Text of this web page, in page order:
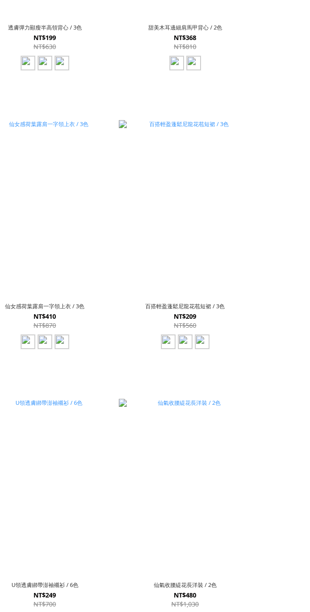
透膚彈力顯瘦半高領背心 / 3色
NT$199
NT$630
甜美木耳邊細肩馬甲背心 / 2色
NT$368
NT$810
仙女感荷葉露肩一字領上衣 / 3色
NT$410
NT$870
百搭輕盈蓬鬆尼龍花苞短裙 / 3色
NT$209
NT$560
U領透膚綁帶澎袖襯衫 / 6色
NT$249
NT$700
仙氣收腰緹花長洋裝 / 2色
NT$480
NT$1,030